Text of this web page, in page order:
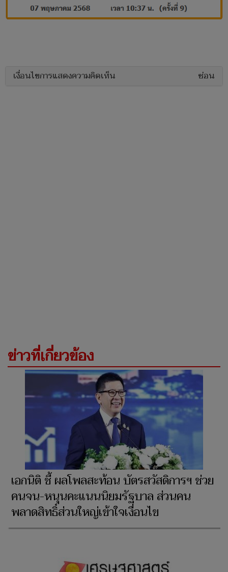
เงื่อนไขการแสดงความคิดเห็น ซ่อน
ข่าวที่เกี่ยวข้อง
เอกนิติ ชี้ ผลโพลสะท้อน บัตรสวัสดิการฯ ช่วย
คนจน-หนุนคะแนนนิยมรัฐบาล ส่วนคน
พลาดสิทธิ์ส่วนใหญ่เข้าใจเงื่อนไข